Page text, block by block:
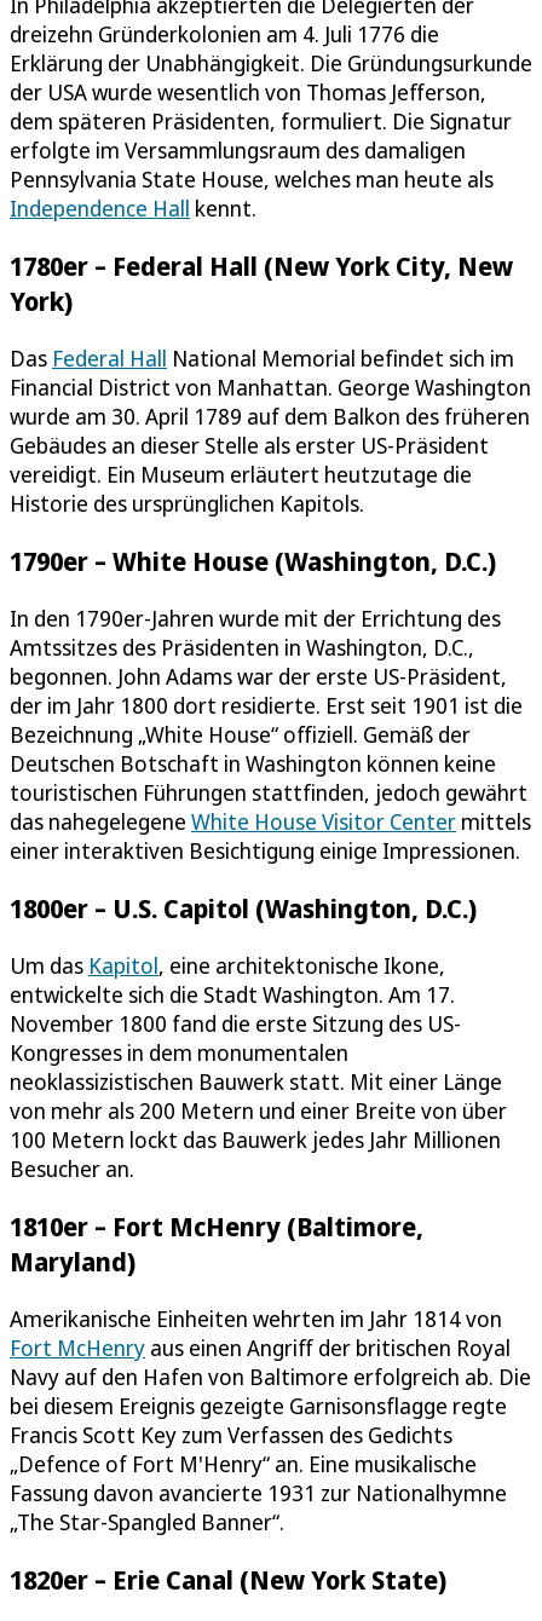
dreizehn Gründerkolonien am 4. Juli 1776 die
Erklärung der Unabhängigkeit. Die Gründungsurkunde
der USA wurde wesentlich von Thomas Jefferson,
dem späteren Präsidenten, formuliert. Die Signatur
erfolgte im Versammlungsraum des damaligen
Pennsylvania State House, welches man heute als
Independence Hall kennt.
1780er – Federal Hall (New York City, New
York)
Das Federal Hall National Memorial befindet sich im
Financial District von Manhattan. George Washington
wurde am 30. April 1789 auf dem Balkon des früheren
Gebäudes an dieser Stelle als erster US-Präsident
vereidigt. Ein Museum erläutert heutzutage die
Historie des ursprünglichen Kapitols.
1790er – White House (Washington, D.C.)
In den 1790er-Jahren wurde mit der Errichtung des
Amtssitzes des Präsidenten in Washington, D.C.,
begonnen. John Adams war der erste US-Präsident,
der im Jahr 1800 dort residierte. Erst seit 1901 ist die
Bezeichnung „White House“ offiziell. Gemäß der
Deutschen Botschaft in Washington können keine
touristischen Führungen stattfinden, jedoch gewährt
das nahegelegene White House Visitor Center mittels
einer interaktiven Besichtigung einige Impressionen.
1800er – U.S. Capitol (Washington, D.C.)
Um das Kapitol, eine architektonische Ikone,
entwickelte sich die Stadt Washington. Am 17.
November 1800 fand die erste Sitzung des US-
Kongresses in dem monumentalen
neoklassizistischen Bauwerk statt. Mit einer Länge
von mehr als 200 Metern und einer Breite von über
100 Metern lockt das Bauwerk jedes Jahr Millionen
Besucher an.
1810er – Fort McHenry (Baltimore,
Maryland)
Amerikanische Einheiten wehrten im Jahr 1814 von
Fort McHenry aus einen Angriff der britischen Royal
Navy auf den Hafen von Baltimore erfolgreich ab. Die
bei diesem Ereignis gezeigte Garnisonsflagge regte
Francis Scott Key zum Verfassen des Gedichts
„Defence of Fort M'Henry“ an. Eine musikalische
Fassung davon avancierte 1931 zur Nationalhymne
„The Star-Spangled Banner“.
1820er – Erie Canal (New York State)